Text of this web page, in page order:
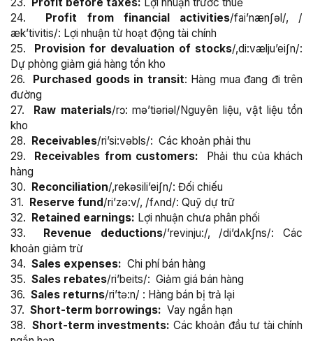
24. Profit from financial activities/fai’nænʃəl/, /
æk’tivitis/: Lợi nhuận từ hoạt động tài chính
25. Provision for devaluation of stocks/,di:vælju’eiʃn/:
Dự phòng giảm giá hàng tồn kho
26. Purchased goods in transit: Hàng mua đang đi trên
đường
27. Raw materials/rɔ: mə’tiəriəl/Nguyên liệu, vật liệu tồn
kho
28. Receivables/ri’si:vəbls/: Các khoản phải thu
29. Receivables from customers: Phải thu của khách
hàng
30. Reconciliation/,rekəsili’eiʃn/: Đối chiếu
31. Reserve fund/ri’zə:v/, /fʌnd/: Quỹ dự trữ
32. Retained earnings: Lợi nhuận chưa phân phối
33. Revenue deductions/’revinju:/, /di’dʌkʃns/: Các
khoản giảm trừ
34. Sales expenses: Chi phí bán hàng
35. Sales rebates/ri’beits/: Giảm giá bán hàng
36. Sales returns/ri’tə:n/ : Hàng bán bị trả lại
37. Short-term borrowings: Vay ngắn hạn
38. Short-term investments: Các khoản đầu tư tài chính